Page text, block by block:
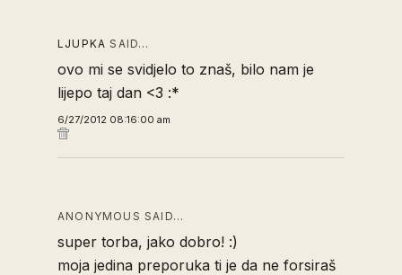
LJUPKA SAID…
ovo mi se svidjelo to znaš, bilo nam je
lijepo taj dan <3 :*
6/27/2012 08:16:00 am
ANONYMOUS SAID…
super torba, jako dobro! :)
moja jedina preporuka ti je da ne forsiraš